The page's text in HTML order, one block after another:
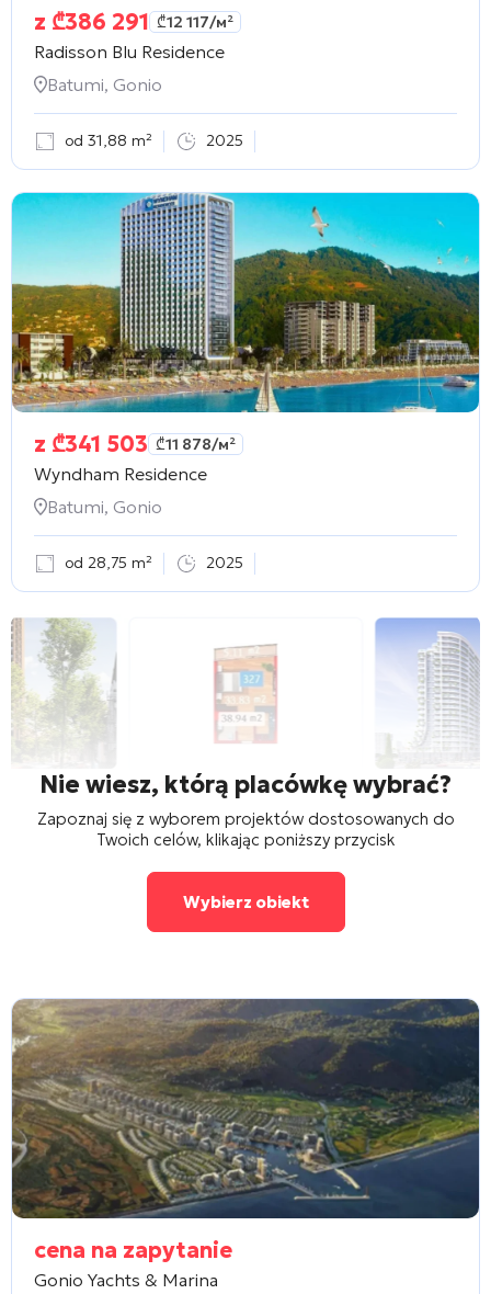
z ₾386 291 ₾12 117/м²
Radisson Blu Residence
Batumi, Gonio
od 31,88 m² 2025
z ₾341 503 ₾11 878/м²
Wyndham Residence
Batumi, Gonio
od 28,75 m² 2025
Nie wiesz, którą placówkę wybrać?
Zapoznaj się z wyborem projektów dostosowanych do
Twoich celów, klikając poniższy przycisk
Wybierz obiekt
cena na zapytanie
Gonio Yachts & Marina